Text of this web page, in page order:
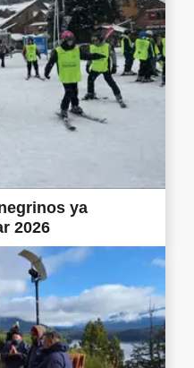
ya
2026